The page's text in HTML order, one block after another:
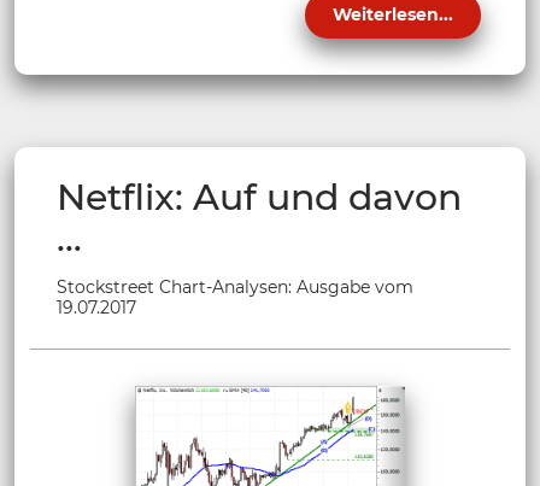
Weiterlesen...
Netflix: Auf und davon
…
Stockstreet Chart-Analysen: Ausgabe vom
19.07.2017